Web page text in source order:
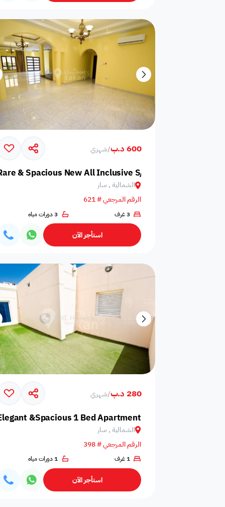
600 د.ب /شهري
& Spacious New All Inclusive S/F Villa
الشمالية , سار
الرقم المرجعي # 621
3 غرف 3 دورات مياه
استأجر الآن
280 د.ب /شهري
&Spacious 1 Bed Apartment in Saar
الشمالية , سار
الرقم المرجعي # 398
1 غرف 1 دورات مياه
استأجر الآن